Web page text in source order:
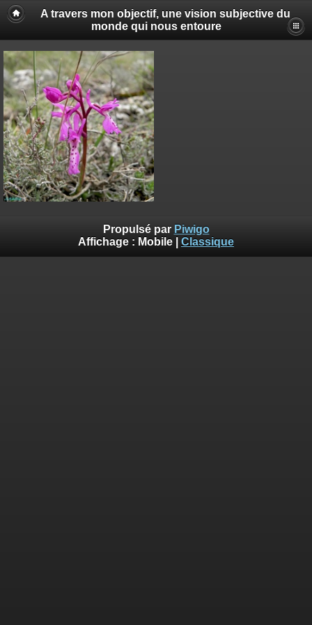
A travers mon objectif, une vision subjective du
monde qui nous entoure
Propulsé par Piwigo
Affichage : Mobile Classique